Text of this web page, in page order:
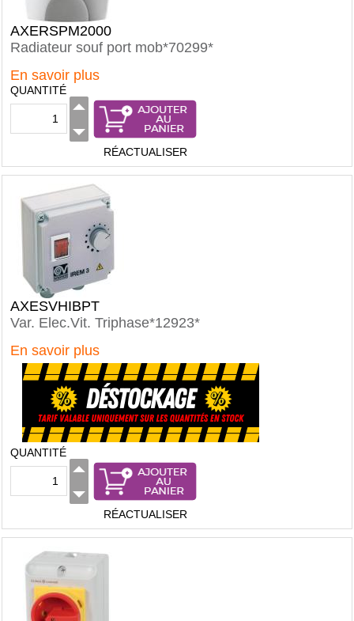
AXERSPM2000
Radiateur souf port mob*70299*
En savoir plus
QUANTITÉ
RÉACTUALISER
AXESVHIBPT
Var. Elec.Vit. Triphase*12923*
En savoir plus
QUANTITÉ
RÉACTUALISER